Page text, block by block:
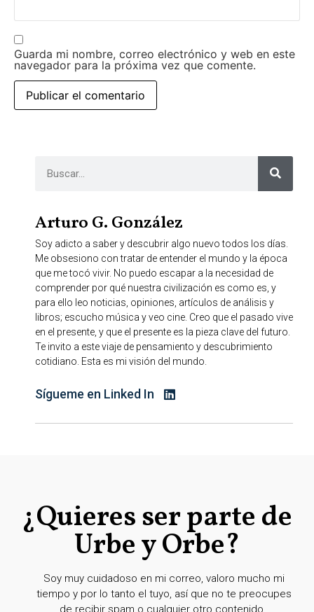
Guarda mi nombre, correo electrónico y web en este
navegador para la próxima vez que comente.
Arturo G. González
Soy adicto a saber y descubrir algo nuevo todos los días.
Me obsesiono con tratar de entender el mundo y la época
que me tocó vivir. No puedo escapar a la necesidad de
comprender por qué nuestra civilización es como es, y
para ello leo noticias, opiniones, artículos de análisis y
libros; escucho música y veo cine. Creo que el pasado vive
en el presente, y que el presente es la pieza clave del futuro.
Te invito a este viaje de pensamiento y descubrimiento
cotidiano. Esta es mi visión del mundo.
Sígueme en Linked In
¿Quieres ser parte de
Urbe y Orbe?
Soy muy cuidadoso en mi correo, valoro mucho mi
tiempo y por lo tanto el tuyo, así que no te preocupes
de recibir spam o cualquier otro contenido.